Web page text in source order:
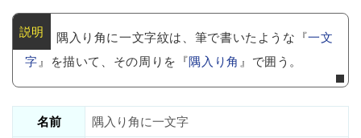
隅入り角に一文字紋は、筆で書いたような『一文
字』を描いて、その周りを『隅入り角』で囲う。
名前
隅入り角に一文字